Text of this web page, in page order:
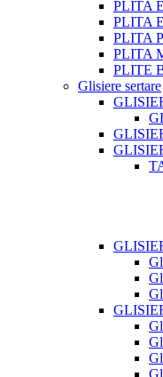
PLITA
PLITA
PLITA
PLITA
PLITE
Glisiere sertare